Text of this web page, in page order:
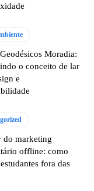
Moradia:
o conceito de lar
e
do marketing
offline: como
fora das